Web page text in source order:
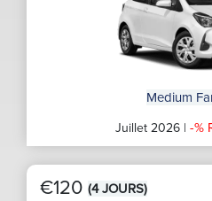
Medium
Juillet 2026 | -%
€120 (4 JOURS)